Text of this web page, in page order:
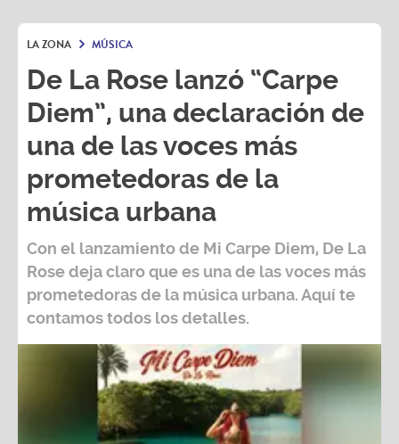
LA ZONA MÚSICA
De La Rose lanzó “Carpe
Diem”, una declaración de
una de las voces más
prometedoras de la
música urbana
Con el lanzamiento de Mi Carpe Diem, De La
Rose deja claro que es una de las voces más
prometedoras de la música urbana. Aquí te
contamos todos los detalles.